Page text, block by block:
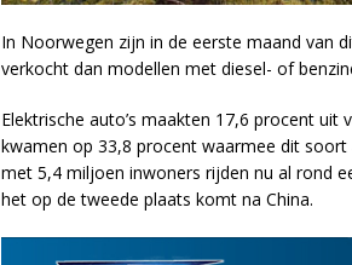
In Noorwegen zijn in de eerste maand van
verkocht dan modellen met diesel- of
Elektrische auto’s maakten 17,6 procent
kwamen op 33,8 procent waarmee dit
met 5,4 miljoen inwoners rijden nu al rond
het op de tweede plaats komt na China.